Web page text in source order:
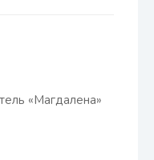
«Магдалена»